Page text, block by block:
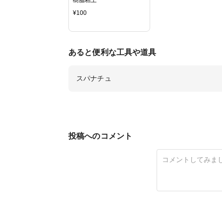
¥100
あると便利な工具や道具
スパナチュ
投稿へのコメント